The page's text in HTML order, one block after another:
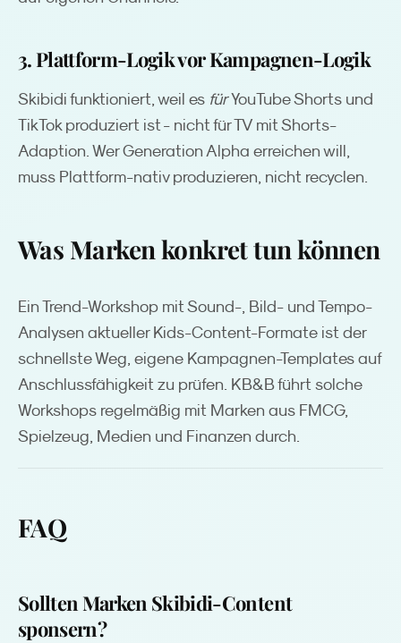
3. Plattform-Logik vor Kampagnen-Logik
Skibidi funktioniert, weil es fürYouTube Shorts und
TikTok produziert ist - nicht für TV mit Shorts-
Adaption. Wer Generation Alpha erreichen will,
muss Plattform-nativ produzieren, nicht recyclen.
Was Marken konkret tun können
Ein Trend-Workshop mit Sound-, Bild- und Tempo-
Analysen aktueller Kids-Content-Formate ist der
schnellste Weg, eigene Kampagnen-Templates auf
Anschlussfähigkeit zu prüfen. KB&B führt solche
Workshops regelmäßig mit Marken aus FMCG,
Spielzeug, Medien und Finanzen durch.
FAQ
Sollten Marken Skibidi-Content
sponsern?